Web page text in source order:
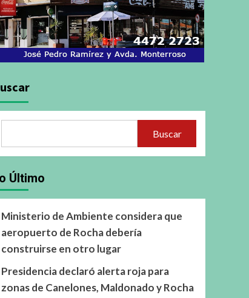
Buscar
Último
Ministerio de Ambiente considera que
aeropuerto de Rocha debería
construirse en otro lugar
Presidencia declaró alerta roja para
zonas de Canelones, Maldonado y Rocha